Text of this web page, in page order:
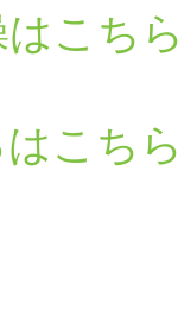
こちら
こちら